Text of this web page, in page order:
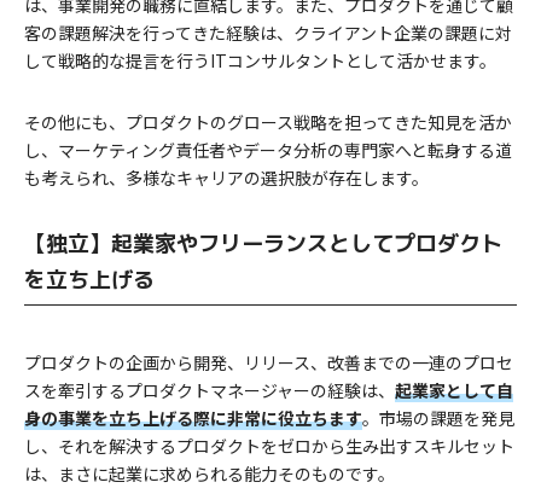
は、事業開発の職務に直結します。また、プロダクトを通じて顧
客の課題解決を行ってきた経験は、クライアント企業の課題に対
して戦略的な提言を行うITコンサルタントとして活かせます。
その他にも、プロダクトのグロース戦略を担ってきた知見を活か
し、マーケティング責任者やデータ分析の専門家へと転身する道
も考えられ、多様なキャリアの選択肢が存在します。
【独立】起業家やフリーランスとしてプロダクト
を立ち上げる
プロダクトの企画から開発、リリース、改善までの一連のプロセ
スを牽引するプロダクトマネージャーの経験は、 起業家として自
身の事業を立ち上げる際に非常に役立ちます。市場の課題を発見
し、それを解決するプロダクトをゼロから生み出すスキルセット
は、まさに起業に求められる能力そのものです。